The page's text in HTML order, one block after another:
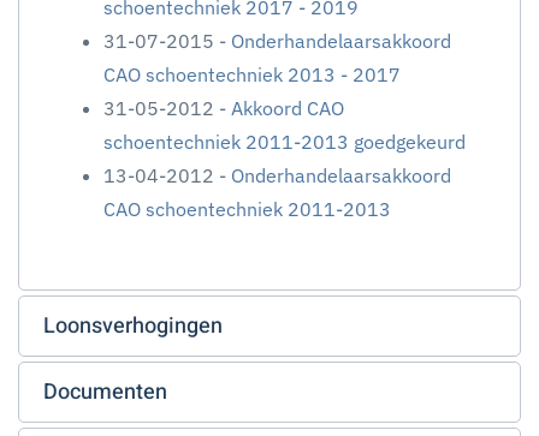
schoentechniek 2017 - 2019
31-07-2015 - Onderhandelaarsakkoord
CAO schoentechniek 2013 - 2017
31-05-2012 - Akkoord CAO
schoentechniek 2011-2013 goedgekeurd
13-04-2012 - Onderhandelaarsakkoord
CAO schoentechniek 2011-2013
Loonsverhogingen
Documenten